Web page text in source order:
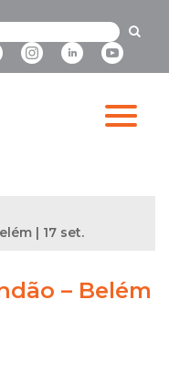
| 17 set.
– Belém